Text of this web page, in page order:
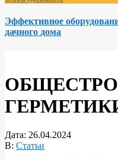
Эффективное
дачного дома
Дата: 26.04.2024
В: Статьи